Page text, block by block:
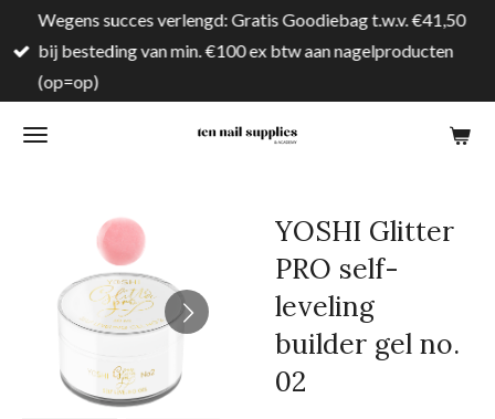
direct
naar
hoofdinhoud
Wegens succes verlengd: Gratis Goodiebag t.w.v. €41,50
bij besteding van min. €100 ex btw aan nagelproducten
(op=op)
YOSHI Glitter
PRO self-
leveling
builder gel no.
02